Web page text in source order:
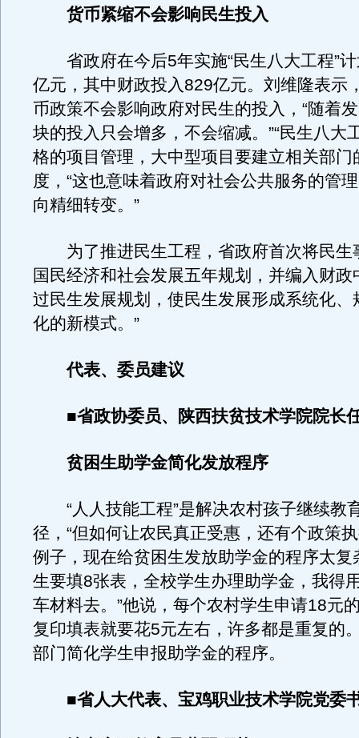
货币紧缩不会影响民生投入
省政府在今后5年实施“民生八大工程”计
亿元，其中财政投入829亿元。刘维隆表示
币政策不会影响政府对民生的投入，“随着
块的投入只会增多，不会缩减。”“民生八大
格的项目管理，大中型项目要建立相关部门
度，“这也意味着政府对社会公共服务的管
向精细转变。”
为了推进民生工程，省政府首次将民生
国民经济和社会发展五年规划，并编入财政
过民生发展规划，使民生发展形成系统化、
化的新模式。”
代表、委员建议
■省政协委员、陕西扶贫技术学院院长
贫困生助学金简化发放程序
“人人技能工程”是解决农村孩子继续教
径，“但如何让农民真正受惠，还有个政策
例子，现在给贫困生发放助学金的程序太复
生要填8张表，全校学生办理助学金，我得
车材料去。”他说，每个农村学生申请18元
复印填表就要花5元左右，许多都是重复的
部门简化学生申报助学金的程序。
■省人大代表、宝鸡职业技术学院党委